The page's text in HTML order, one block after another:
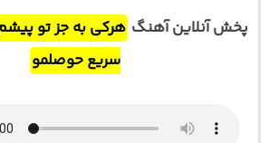
پخش آنلاین آهنگ هرکی به جز تو
سریع حوصلمو